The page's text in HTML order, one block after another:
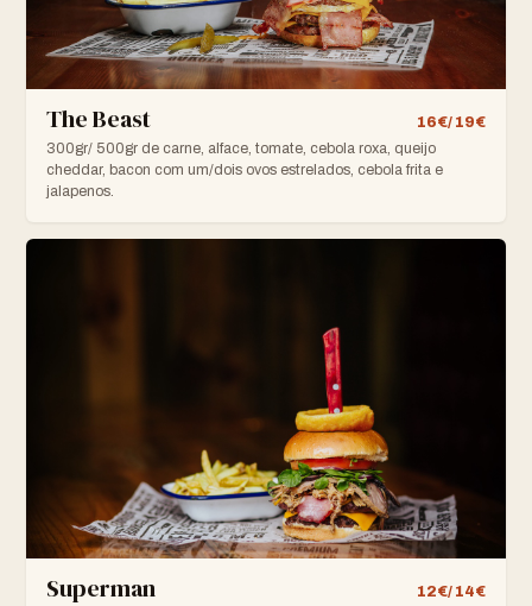
The Beast
16€/ 19€
300gr/ 500gr de carne, alface, tomate, cebola roxa, queijo
cheddar, bacon com um/dois ovos estrelados, cebola frita e
jalapenos.
Superman
12€/ 14€